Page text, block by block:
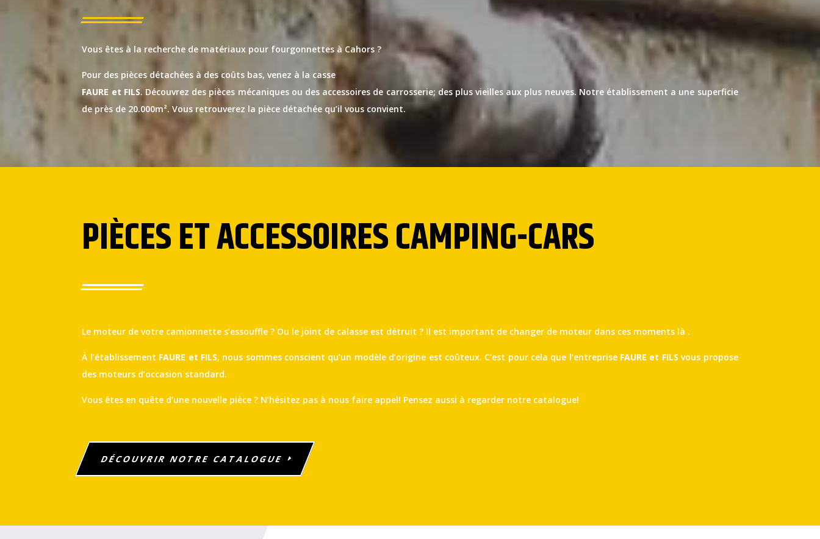
Vous êtes à la recherche de matériaux pour fourgonnettes à Cahors ?
Pour des pièces détachées à des coûts bas, venez à la casse
FAURE et FILS. Découvrez des pièces mécaniques ou des accessoires de carrosserie; des plus vieilles aux plus neuves. Notre établissement a une superficie
de près de 20.000m². Vous retrouverez la pièce détachée qu’il vous convient.
PIÈCES ET ACCESSOIRES CAMPING-CARS
Le moteur de votre camionnette s’essouffle ? Ou le joint de calasse est détruit ? Il est important de changer de moteur dans ces moments là .
À l’établissement FAURE et FILS, nous sommes conscient qu’un modèle d’origine est coûteux. C’est pour cela que l’entreprise FAURE et FILSvous propose
des moteurs d’occasion standard.
Vous êtes en quête d’une nouvelle pièce ? N’hésitez pas à nous faire appel! Pensez aussi à regarder notre catalogue!
DÉCOUVRIR NOTRE CATALOGUE